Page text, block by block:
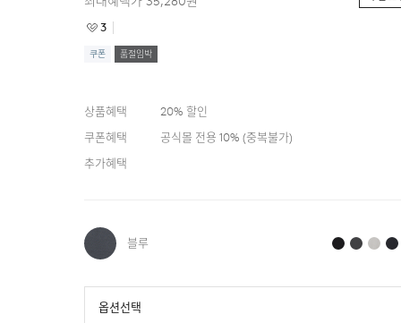
3
쿠폰 품절임박
상품혜택 20% 할인
쿠폰혜택
공식몰 전용 10% (중복불가)
추가혜택
블루
옵션선택